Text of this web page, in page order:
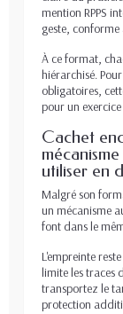
mention RPPS
geste,
À ce format,
hiérarchisé.
obligatoires,
pour un
Cachet
utiliser en
Malgré son
un mécanisme
font dans le
L'empreinte
limite les traces
transportez le
protection